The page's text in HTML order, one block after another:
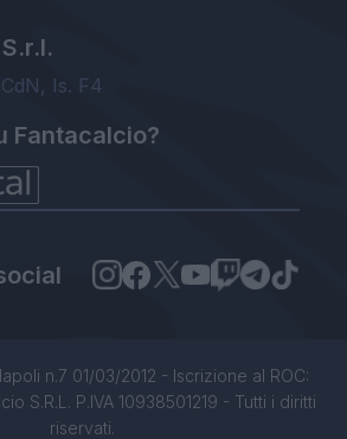
Is. F4
Fantacalcio?
n.7 01/03/2012 - Iscrizione al ROC:
S.R.L. P.IVA 10938501219 - Tutti i diritti
riservati.